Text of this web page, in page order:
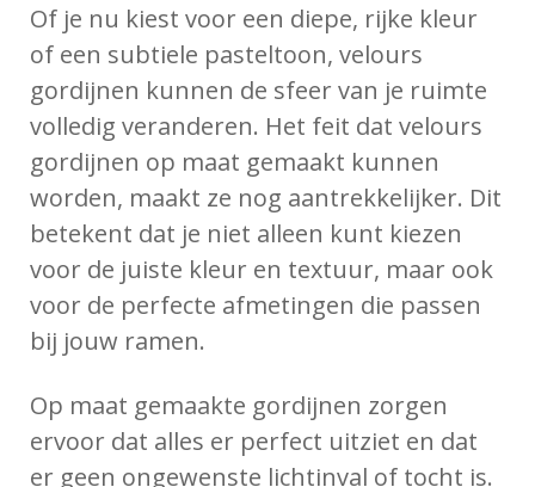
Of je nu kiest voor een diepe, rijke kleur
of een subtiele pasteltoon, velours
gordijnen kunnen de sfeer van je ruimte
volledig veranderen. Het feit dat velours
gordijnen op maat gemaakt kunnen
worden, maakt ze nog aantrekkelijker. Dit
betekent dat je niet alleen kunt kiezen
voor de juiste kleur en textuur, maar ook
voor de perfecte afmetingen die passen
bij jouw ramen.
Op maat gemaakte gordijnen zorgen
ervoor dat alles er perfect uitziet en dat
er geen ongewenste lichtinval of tocht is.